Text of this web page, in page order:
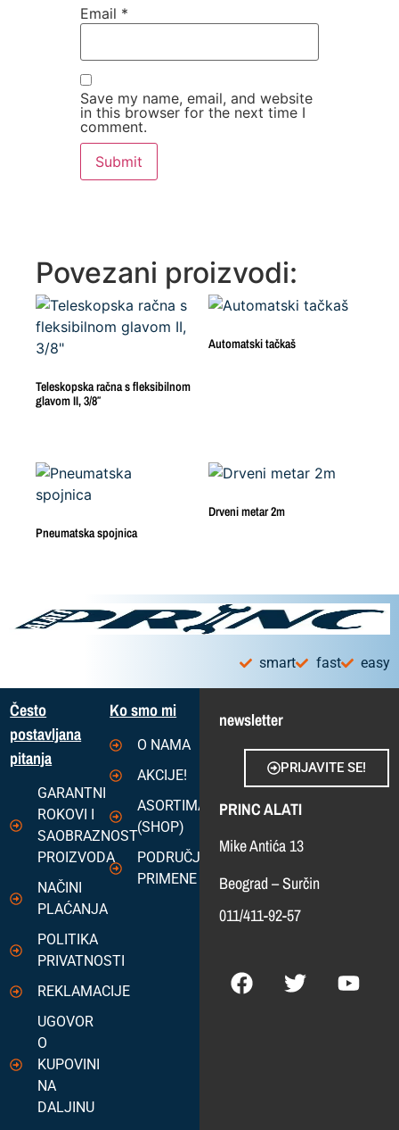
Email *
Save my name, email, and website
in this browser for the next time I
comment.
Povezani proizvodi:
Teleskopska račna s fleksibilnom
glavom II, 3/8″
Automatski tačkaš
Pneumatska spojnica
Drveni metar 2m
smart fast easy
Često
postavljana
pitanja
GARANTNI
ROKOVI I
SAOBRAZNOST
PROIZVODA
NAČINI
PLAĆANJA
POLITIKA
PRIVATNOSTI
REKLAMACIJE
UGOVOR
O
KUPOVINI
NA
DALJINU
Ko smo mi
O NAMA
AKCIJE!
ASORTIMAN
(SHOP)
PODRUČJA
PRIMENE
newsletter
PRIJAVITE SE!
PRINC ALATI
Mike Antića 13
Beograd – Surčin
011/411-92-57